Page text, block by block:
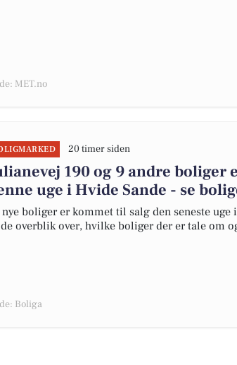
MET.no
20 timer siden
190 og 9 andre boliger
uge i Hvide Sande - se
nye boliger er kommet til salg den seneste
overblik over, hvilke boliger der er tale om
Boliga